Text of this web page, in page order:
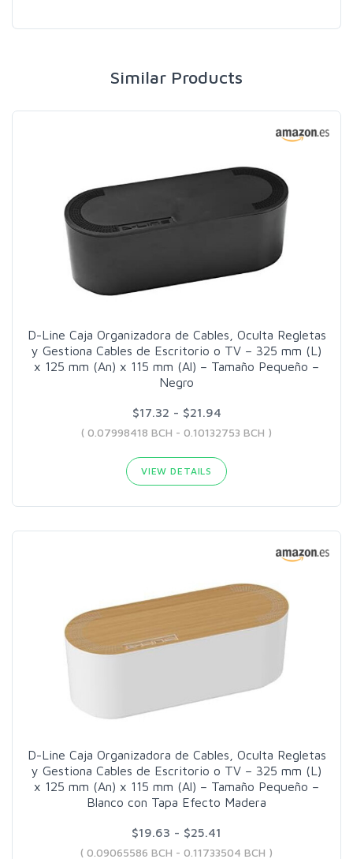
Similar Products
D-Line Caja Organizadora de Cables, Oculta Regletas
y Gestiona Cables de Escritorio o TV – 325 mm (L)
x 125 mm (An) x 115 mm (Al) – Tamaño Pequeño –
Negro
$17.32 - $21.94
( 0.07998418 BCH - 0.10132753 BCH )
VIEW DETAILS
D-Line Caja Organizadora de Cables, Oculta Regletas
y Gestiona Cables de Escritorio o TV – 325 mm (L)
x 125 mm (An) x 115 mm (Al) – Tamaño Pequeño –
Blanco con Tapa Efecto Madera
$19.63 - $25.41
( 0.09065586 BCH - 0.11733504 BCH )